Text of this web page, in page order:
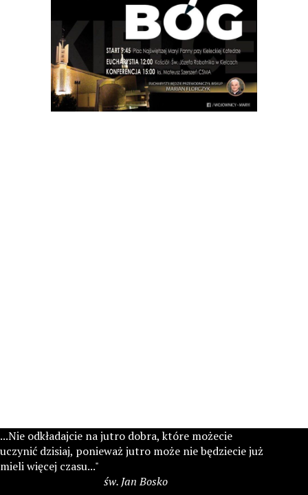
...Nie odkładajcie na jutro dobra, które możecie
uczynić dzisiaj, ponieważ jutro może nie będziecie już
mieli więcej czasu..."
św. Jan Bosko